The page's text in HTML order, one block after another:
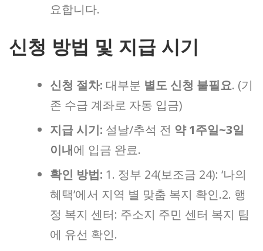
요합니다.
신청 방법 및 지급 시기
신청 절차: 대부분 별도 신청 불필요. (기
존 수급 계좌로 자동 입금)
지급 시기: 설날/추석 전 약 1주일~3일
이내에 입금 완료.
확인 방법: 1. 정부 24(보조금 24): ‘나의
혜택’에서 지역 별 맞춤 복지 확인.2. 행
정 복지 센터: 주소지 주민 센터 복지 팀
에 유선 확인.